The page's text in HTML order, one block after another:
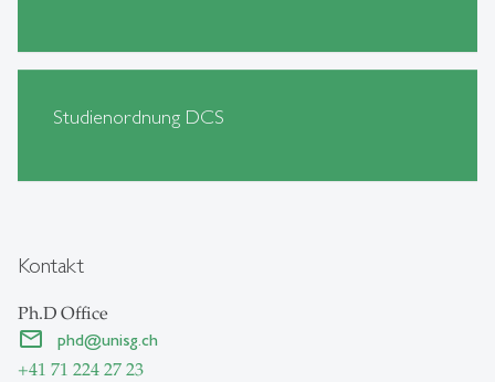
Studienordnung DCS
Kontakt
Ph.D Office
phd@unisg.ch
+41 71 224 27 23